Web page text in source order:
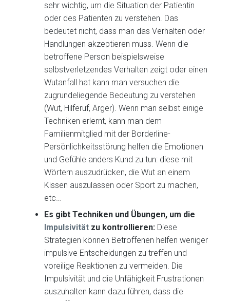
sehr wichtig, um die Situation der Patientin
oder des Patienten zu verstehen. Das
bedeutet nicht, dass man das Verhalten oder
Handlungen akzeptieren muss. Wenn die
betroffene Person beispielsweise
selbstverletzendes Verhalten zeigt oder einen
Wutanfall hat kann man versuchen die
zugrundeliegende Bedeutung zu verstehen
(Wut, Hilferuf, Ärger). Wenn man selbst einige
Techniken erlernt, kann man dem
Familienmitglied mit der Borderline-
Persönlichkeitsstörung helfen die Emotionen
und Gefühle anders Kund zu tun: diese mit
Wörtern auszudrücken, die Wut an einem
Kissen auszulassen oder Sport zu machen,
etc…
Es gibt Techniken und Übungen, um die
Impulsivität zu kontrollieren: Diese
Strategien können Betroffenen helfen weniger
impulsive Entscheidungen zu treffen und
voreilige Reaktionen zu vermeiden. Die
Impulsivität und die Unfähigkeit Frustrationen
auszuhalten kann dazu führen, dass die